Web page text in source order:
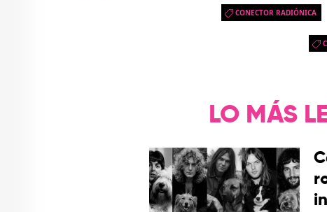
CONECTOR RADIÓNICA
LO MÁS